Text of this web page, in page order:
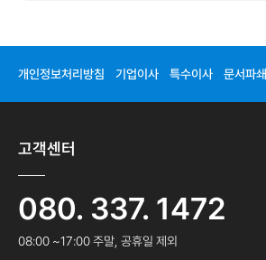
개인정보처리방침 기업이사 특수이사 문서파쇄
고객센터
080. 337. 1472
08:00 ~17:00 주말, 공휴일 제외